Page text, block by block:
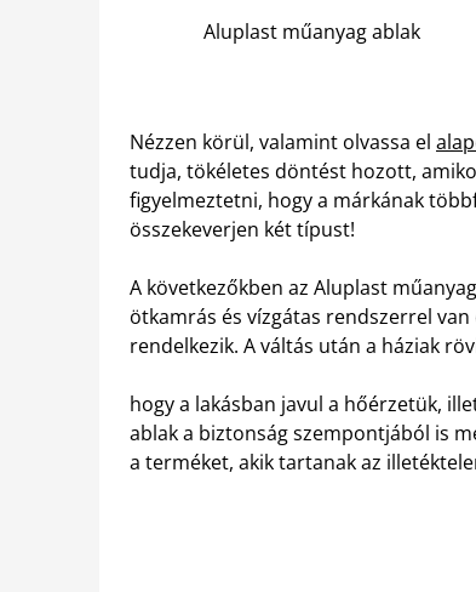
Aluplast műanyag ablak
Nézzen körül, valamint olvassa el
tudja, tökéletes döntést hozott,
figyelmeztetni, hogy a márkának
összekeverjen két típust!
A következőkben az Aluplast
ötkamrás és vízgátas rendszerrel
rendelkezik. A váltás után a háziak
hogy a lakásban javul a hőérzetük,
ablak a biztonság szempontjából is
a terméket, akik tartanak az